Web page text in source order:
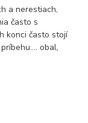
a nerestiach,
často s
konci často stojí
obal,